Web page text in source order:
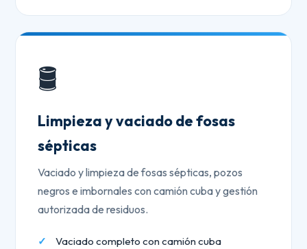
🛢️
Limpieza y vaciado de fosas
sépticas
Vaciado y limpieza de fosas sépticas, pozos
negros e imbornales con camión cuba y gestión
autorizada de residuos.
Vaciado completo con camión cuba